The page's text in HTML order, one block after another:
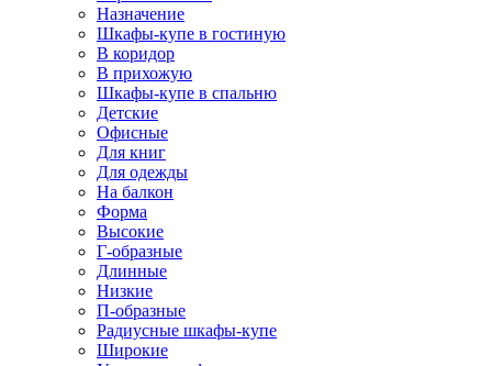
Назначение
Шкафы-купе в гостиную
В коридор
В прихожую
Шкафы-купе в спальню
Детские
Офисные
Для книг
Для одежды
На балкон
Форма
Высокие
Г-образные
Длинные
Низкие
П-образные
Радиусные шкафы-купе
Широкие